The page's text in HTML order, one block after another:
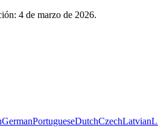
4 de marzo de 2026.
GermanPortugueseDutchCzechLatvian